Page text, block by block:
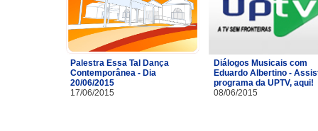
Palestra Essa Tal Dança
Contemporânea - Dia
20/06/2015
17/06/2015
Diálogos Musicais com
Eduardo Albertino -
programa da UPTV, aqui!
08/06/2015